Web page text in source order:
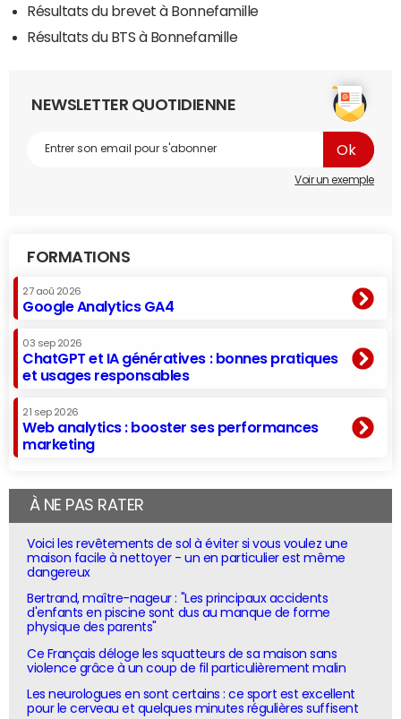
Résultats du brevet à Bonnefamille
Résultats du BTS à Bonnefamille
NEWSLETTER QUOTIDIENNE
Voir un exemple
FORMATIONS
27 aoû 2026
Google Analytics GA4
03 sep 2026
ChatGPT et IA génératives : bonnes pratiques
et usages responsables
21 sep 2026
Web analytics : booster ses performances
marketing
À NE PAS RATER
Voici les revêtements de sol à éviter si vous voulez une
maison facile à nettoyer - un en particulier est même
dangereux
Bertrand, maître-nageur : "Les principaux accidents
d'enfants en piscine sont dus au manque de forme
physique des parents"
Ce Français déloge les squatteurs de sa maison sans
violence grâce à un coup de fil particulièrement malin
Les neurologues en sont certains : ce sport est excellent
pour le cerveau et quelques minutes régulières suffisent